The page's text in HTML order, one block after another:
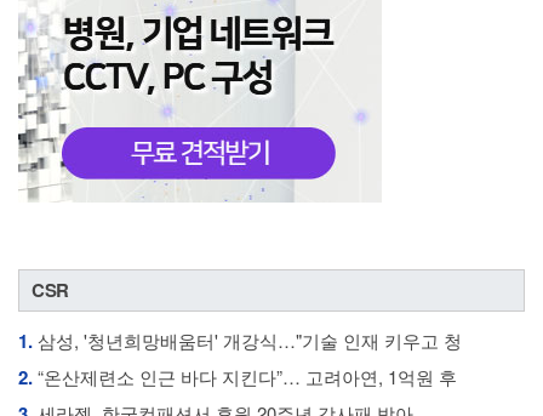
CSR
1.삼성, '청년희망배움터' 개강식…"기술 인재 키우고 청
2.“온산제련소 인근 바다 지킨다”… 고려아연, 1억원 후